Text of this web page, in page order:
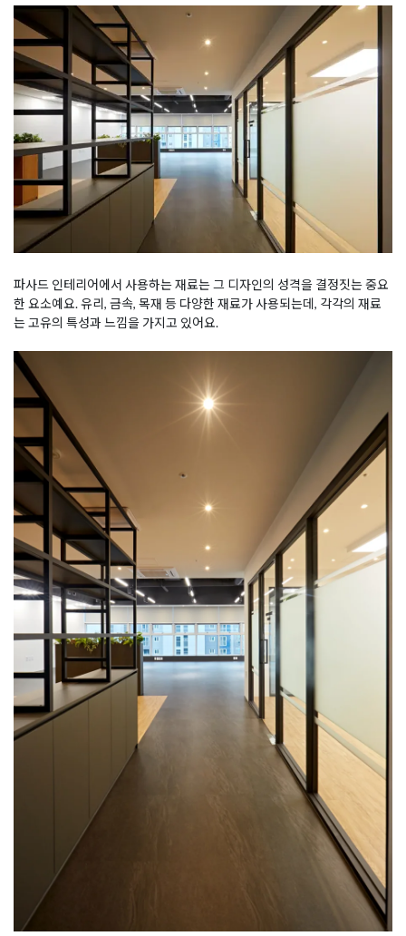
파사드 인테리어에서 사용하는 재료는 그 디자인의 성격을 결정짓는 중요
한 요소예요. 유리, 금속, 목재 등 다양한 재료가 사용되는데, 각각의 재료
는 고유의 특성과 느낌을 가지고 있어요.